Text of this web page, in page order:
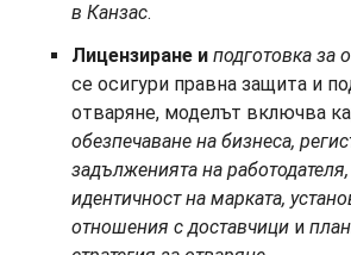
в Канзас.
Лицензиране и подготовка за
се осигури правна защита и
отваряне, моделът включва
обезпечаване на бизнеса,
задълженията на
идентичност на марката,
отношения с доставчици и